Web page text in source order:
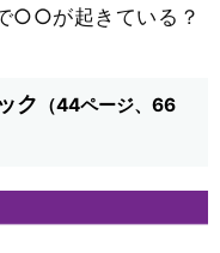
○○が起きている？
ク （44ページ、66